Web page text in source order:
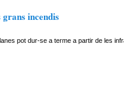
incendis
pot dur-se a terme a partir de les